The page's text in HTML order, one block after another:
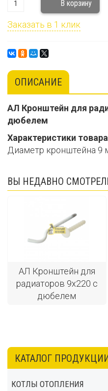
Заказать в 1 клик
ОПИСАНИЕ
АЛ Кронштейн для
дюбелем
Характеристики
Диаметр кронштейна 9
ВЫ НЕДАВНО
АЛ Кронштейн для
радиаторов 9х220 с
дюбелем
КАТАЛОГ
КОТЛЫ ОТОПЛЕНИЯ